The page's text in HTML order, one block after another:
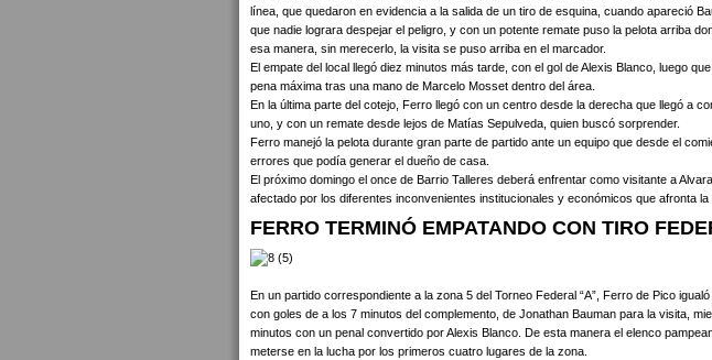
línea, que quedaron en evidencia a la salida de un tiro de esquina, cuando apareció
que nadie lograra despejar el peligro, y con un potente remate puso la pelota arriba
esa manera, sin merecerlo, la visita se puso arriba en el marcador.
El empate del local llegó diez minutos más tarde, con el gol de Alexis Blanco, luego
pena máxima tras una mano de Marcelo Mosset dentro del área.
En la última parte del cotejo, Ferro llegó con un centro desde la derecha que llegó a
uno, y con un remate desde lejos de Matías Sepulveda, quien buscó sorprender.
Ferro manejó la pelota durante gran parte de partido ante un equipo que desde el
errores que podía generar el dueño de casa.
El próximo domingo el once de Barrio Talleres deberá enfrentar como visitante a
afectado por los diferentes inconvenientes institucionales y económicos que afronta la
FERRO TERMINÓ EMPATANDO CON TIRO
En un partido correspondiente a la zona 5 del Torneo Federal “A”, Ferro de Pico
con goles de a los 7 minutos del complemento, de Jonathan Bauman para la visita,
minutos con un penal convertido por Alexis Blanco. De esta manera el elenco
meterse en la lucha por los primeros cuatro lugares de la zona.